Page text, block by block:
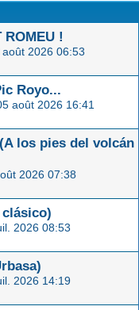
ROMEU !
août 2026 06:53
Royo...
août 2026 16:41
los pies del volcán
2026 07:38
2026 08:53
2026 14:19